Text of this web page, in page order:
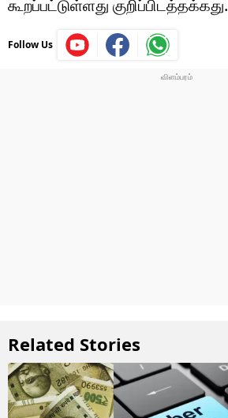
கூறப்பட்டுள்ளது குறிப்பிடத்தக்கது.
Follow Us
Related Stories